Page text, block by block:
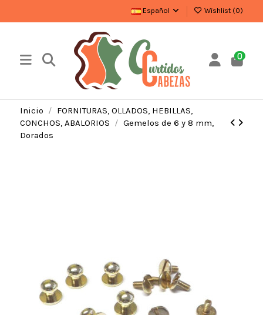
Español Wishlist (0)
0
Inicio
FORNITURAS, OLLADOS, HEBILLAS,
CONCHOS, ABALORIOS
Gemelos de 6 y 8 mm,
Dorados